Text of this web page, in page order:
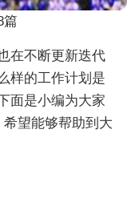
篇
在不断更新迭代
样的工作计划是
面是小编为大家
望能够帮助到大